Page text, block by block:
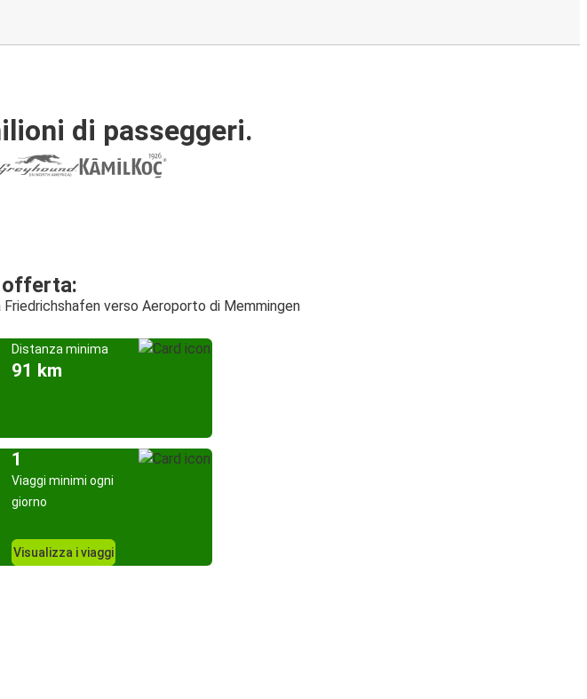
di passeggeri.
offerta:
verso Aeroporto di Memmingen
Distanza minima
91 km
1
Viaggi minimi ogni
giorno
Visualizza i viaggi